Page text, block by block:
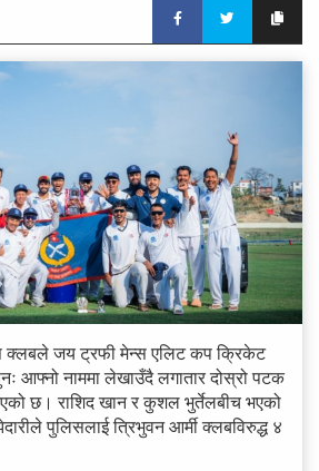
क्लबले जय ट्रफी मेन्स एलिट कप क्रिकेट
आफ्नो नाममा लेखाउँदै लगातार दोस्रो पटक
छ। राशिद खान र कुशल भुर्तेलबीच भएको
पुलिसलाई त्रिभुवन आर्मी क्लबविरुद्ध ४